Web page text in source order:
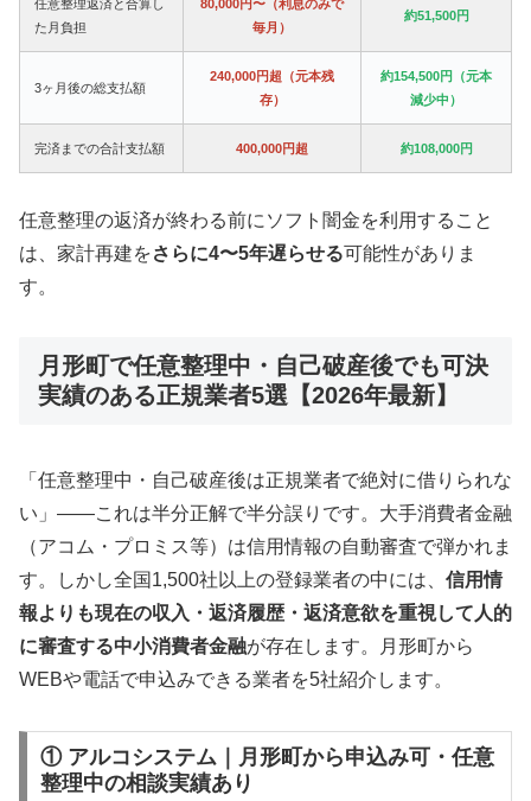
任意整理返済と合算し
た月負担
80,000円〜（利息のみで
毎月）
約51,500円
3ヶ月後の総支払額
240,000円超（元本残
存）
約154,500円（元本
減少中）
完済までの合計支払額 400,000円超 約108,000円
任意整理の返済が終わる前にソフト闇金を利用すること
は、家計再建をさらに4〜5年遅らせる可能性がありま
す。
月形町で任意整理中・自己破産後でも可決
実績のある正規業者5選【2026年最新】
「任意整理中・自己破産後は正規業者で絶対に借りられな
い」——これは半分正解で半分誤りです。大手消費者金融
（アコム・プロミス等）は信用情報の自動審査で弾かれま
す。しかし全国1,500社以上の登録業者の中には、 信用情
報よりも現在の収入・返済履歴・返済意欲を重視して人的
に審査する中小消費者金融が存在します。月形町から
WEBや電話で申込みできる業者を5社紹介します。
① アルコシステム｜月形町から申込み可・任意
整理中の相談実績あり